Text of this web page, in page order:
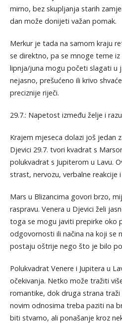
mirno, bez skupljanja starih
dan može donijeti važan pomak.
Merkur je tada na samom kraju
se direktno, pa se mnoge teme
lipnja/juna mogu početi slagati u
nejasno, prešućeno ili krivo
preciznije riječi.
29.7.: Napetost između želje i
Krajem mjeseca dolazi još jedan
Djevici 29.7. tvori kvadrat s
polukvadrat s Jupiterom u Lavu.
strast, nervozu, verbalne reakcije
Mars u Blizancima govori brzo,
raspravu. Venera u Djevici želi
toga se mogu javiti prepirke oko
odgovornosti ili načina na koji se
postaju oštrije nego što je bilo
Polukvadrat Venere i Jupitera u
očekivanja. Netko može tražiti
romantike, dok druga strana
novim odnosima treba paziti na
biti stvarno, ali ponašanje kroz